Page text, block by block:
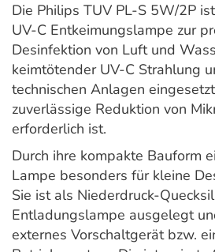
Die Philips TUV PL-S 5W/2P
UV-C Entkeimungslampe zur
Desinfektion von Luft und
keimtötender UV-C Strahlung
technischen Anlagen
zuverlässige Reduktion von
erforderlich ist.
Durch ihre kompakte Bauform
Lampe besonders für kleine
Sie ist als Niederdruck-
Entladungslampe ausgelegt
externes Vorschaltgerät bzw.